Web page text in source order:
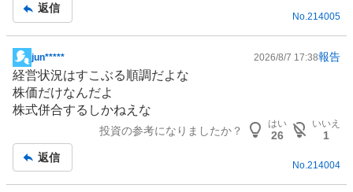
様
子
0
%
、
売
た
0
事
返信
No. 214005
掲
示
板
記
jun***** 2026/8/7 17:38報告
経営状況はすこぶる順調だよな
株価だけなんだよ
株式併合するしかねえな
投資の参考になりましたか？
はい
26
いいえ
1
返信
No.214004